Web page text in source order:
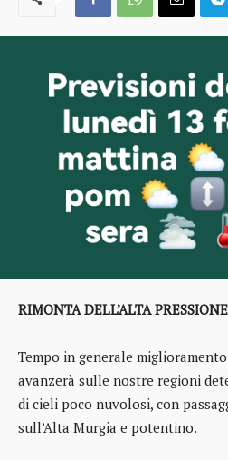
RIMONTA DELL’ALTA PRESSIONE
Tempo in generale
avanzerà sulle nostre regioni
di cieli poco nuvolosi, con
sull’Alta Murgia e potentino.